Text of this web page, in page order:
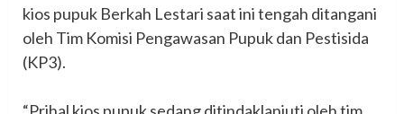
kios pupuk Berkah Lestari saat ini tengah ditangani
oleh Tim Komisi Pengawasan Pupuk dan Pestisida
(KP3).